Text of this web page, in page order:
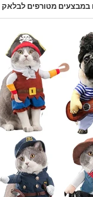
במבצעים מטורפים לבלאק